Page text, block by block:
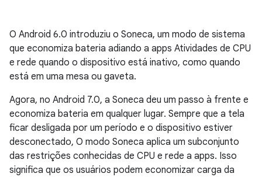
O Android 6.0 introduziu o Soneca, um modo de sistema
que economiza bateria adiando a apps Atividades de CPU
e rede quando o dispositivo está inativo, como quando
está em uma mesa ou gaveta.
Agora, no Android 7.0, a Soneca deu um passo à frente e
economiza bateria em qualquer lugar. Sempre que a tela
ficar desligada por um período e o dispositivo estiver
desconectado, O modo Soneca aplica um subconjunto
das restrições conhecidas de CPU e rede a apps. Isso
significa que os usuários podem economizar carga da